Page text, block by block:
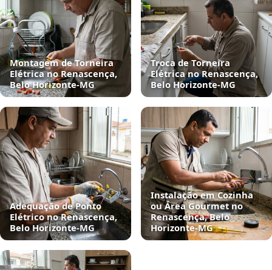
Montagem de Torneira
Elétrica no Renascença,
Belo Horizonte‑MG
Troca de Torneira
Elétrica no Renascença,
Belo Horizonte‑MG
Adequação de Ponto
Elétrico no Renascença,
Belo Horizonte‑MG
Instalação em Cozinha
ou Área Gourmet no
Renascença, Belo
Horizonte‑MG